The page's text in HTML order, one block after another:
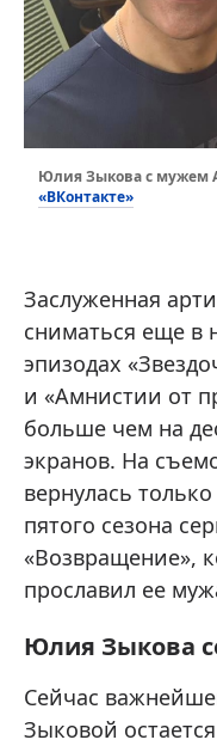
Юлия Зыкова с мужем
«ВКонтакте»
Заслуженная
сниматься еще в
эпизодах
и «Амнистии от
больше чем на
экранов. На
вернулась
пятого сезона
«Возвращение»,
прославил ее
Юлия Зыкова
Сейчас
Зыковой